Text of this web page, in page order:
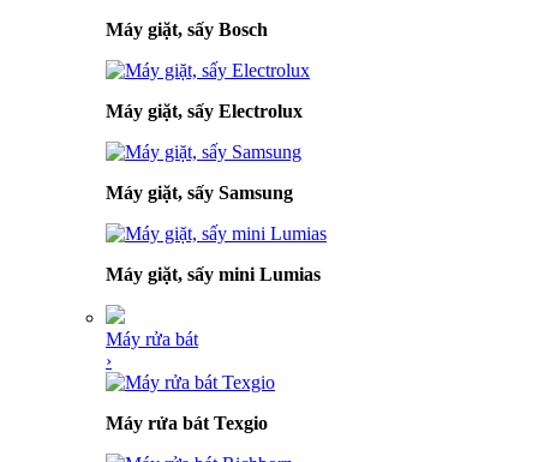
Máy giặt, sấy Bosch
Máy giặt, sấy Electrolux
Máy giặt, sấy Samsung
Máy giặt, sấy mini Lumias
Máy rửa bát
›
Máy rửa bát Texgio